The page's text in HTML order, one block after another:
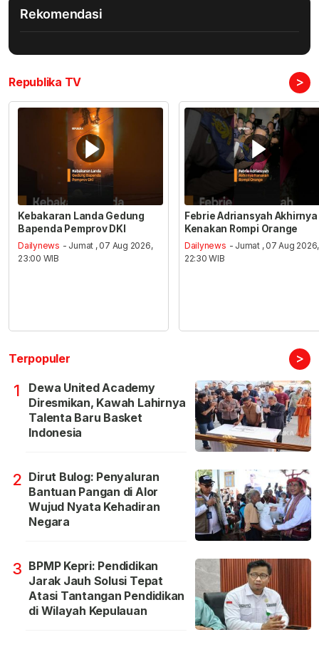
Rekomendasi
Republika TV >
Kebakaran Landa Gedung
Bapenda Pemprov DKI
Dailynews - Jumat , 07 Aug 2026,
23:00 WIB
Febrie Adriansyah Akhirnya
Kenakan Rompi Orange
Dailynews - Jumat , 07 Aug 2026,
22:30 WIB
Terpopuler >
1
Dewa United Academy
Diresmikan, Kawah Lahirnya
Talenta Baru Basket
Indonesia
2 Dirut Bulog: Penyaluran
Bantuan Pangan di Alor
Wujud Nyata Kehadiran
Negara
3 BPMP Kepri: Pendidikan
Jarak Jauh Solusi Tepat
Atasi Tantangan Pendidikan
di Wilayah Kepulauan